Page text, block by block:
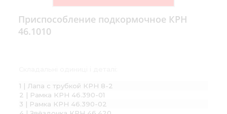
Приспособление подкормочное КРН
46.1010
1 | Лапа с трубкой КРН 8-2
2 | Рамка КРН 46.390-01
3 | Рамка КРН 46.390-02